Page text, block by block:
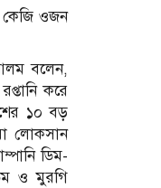
কেজি ওজন
বলেন,
করে
১০ বড়
লোকসান
ডিম-
ও মুরগি